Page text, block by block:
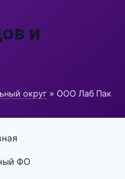
и
округ » ООО Лаб Пак
ФО